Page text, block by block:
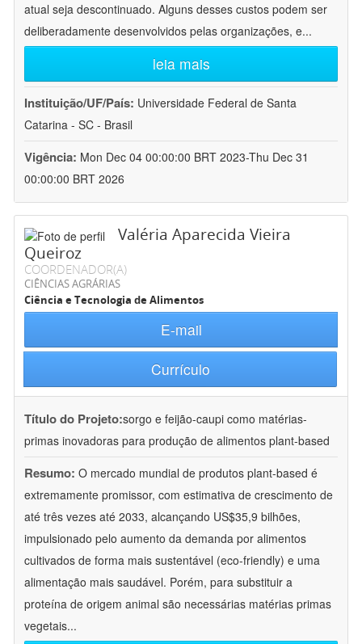
atual seja descontinuado. Alguns desses custos podem ser
deliberadamente desenvolvidos pelas organizações, e...
leia mais
Instituição/UF/País: Universidade Federal de Santa
Catarina - SC - Brasil
Vigência: Mon Dec 04 00:00:00 BRT 2023-Thu Dec 31
00:00:00 BRT 2026
Valéria Aparecida Vieira
Queiroz
COORDENADOR(A)
CIÊNCIAS AGRÁRIAS
Ciência e Tecnologia de Alimentos
E-mail
Currículo
Título do Projeto:sorgo e feijão-caupi como matérias-
primas inovadoras para produção de alimentos plant-based
Resumo: O mercado mundial de produtos plant-based é
extremamente promissor, com estimativa de crescimento de
até três vezes até 2033, alcançando US$35,9 bilhões,
impulsionado pelo aumento da demanda por alimentos
cultivados de forma mais sustentável (eco-friendly) e uma
alimentação mais saudável. Porém, para substituir a
proteína de origem animal são necessárias matérias primas
vegetais...